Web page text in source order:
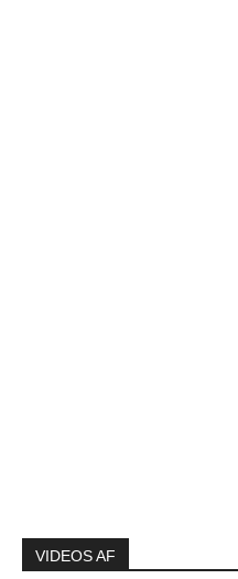
VIDEOS AF